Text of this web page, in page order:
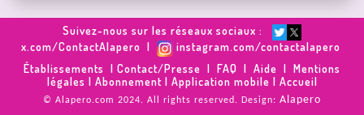
Suivez-nous sur les réseaux sociaux :
x.com/ContactAlapero |
instagram.com/contactalapero
Établissements | Contact/Presse | FAQ | Aide | Mentions
légales | Abonnement| Application mobile | Accueil
© Alapero.com 2024. All rights reserved. Design: Alapero